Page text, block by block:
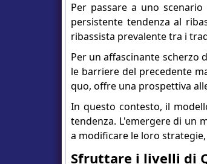
Per passare a uno
persistente tendenza al
ribassista prevalente tra i
Per un affascinante scherzo
le barriere del precedente
quo, offre una prospettiva
In questo contesto, il
tendenza. L'emergere di un
a modificare le loro
Sfruttare i livelli di